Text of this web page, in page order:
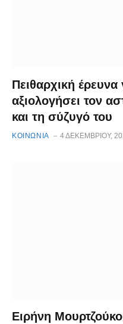
Πειθαρχική έρευνα
αξιολογήσει τον
και τη σύζυγό του
ΚΟΙΝΩΝΙΑ 4 ΔΕΚΕΜΒΡΊΟΥ,
Ειρήνη